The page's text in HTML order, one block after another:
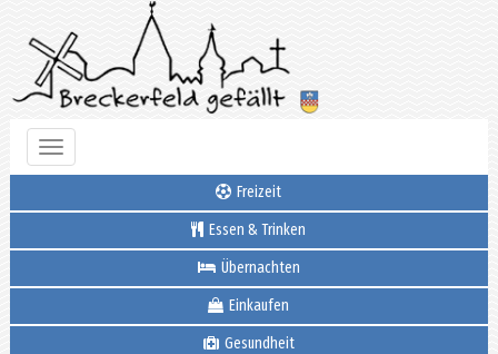
Toggle
navigation
Freizeit
Essen & Trinken
Übernachten
Einkaufen
Gesundheit